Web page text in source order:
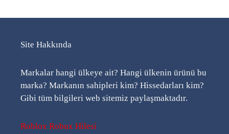
Site Hakkında
Markalar hangi ülkeye ait? Hangi ülkenin ürünü bu
marka? Markanın sahipleri kim? Hissedarları kim?
Gibi tüm bilgileri web sitemiz paylaşmaktadır.
Roblox Robux Hilesi